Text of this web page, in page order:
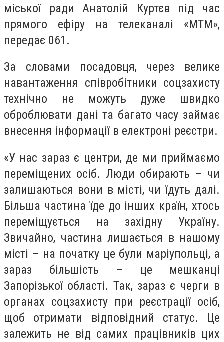
міської ради Анатолій Куртєв під час
прямого ефіру на телеканалі «МТМ»,
передає 061.
За словами посадовця, через велике
навантаження співробітники соцзахисту
технічно не можуть дуже швидко
оброблювати дані та багато часу займає
внесення інформації в електроні реєстри.
«У нас зараз є центри, де ми приймаємо
переміщених осіб. Люди обирають – чи
залишаються вони в місті, чи їдуть далі.
Більша частина їде до інших країн, хтось
переміщується на західну Україну.
Звичайно, частина лишається в нашому
місті – на початку це були маріупольці, а
зараз більшість – це мешканці
Запорізької області. Так, зараз є черги в
органах соцзахисту при реєстрації осіб,
щоб отримати відповідний статус. Це
залежить не від самих працівників цих